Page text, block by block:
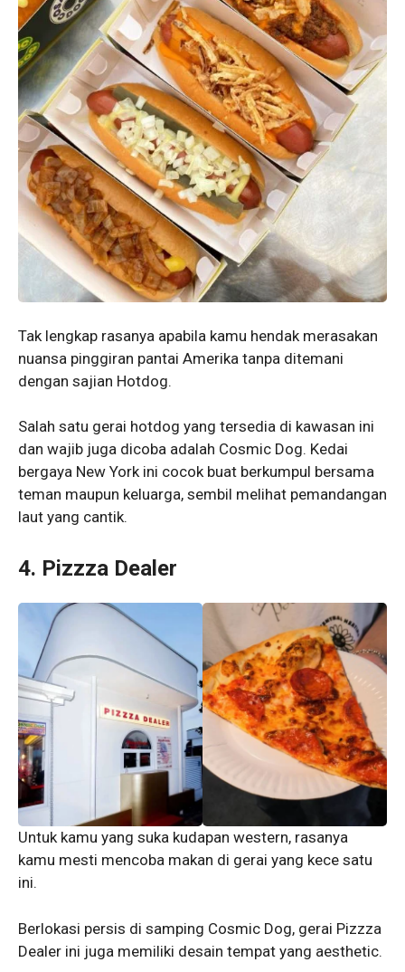
Tak lengkap rasanya apabila kamu hendak merasakan
nuansa pinggiran pantai Amerika tanpa ditemani
dengan sajian Hotdog.
Salah satu gerai hotdog yang tersedia di kawasan ini
dan wajib juga dicoba adalah Cosmic Dog. Kedai
bergaya New York ini cocok buat berkumpul bersama
teman maupun keluarga, sembil melihat pemandangan
laut yang cantik.
4. Pizzza Dealer
Untuk kamu yang suka kudapan western, rasanya
kamu mesti mencoba makan di gerai yang kece satu
ini.
Berlokasi persis di samping Cosmic Dog, gerai Pizzza
Dealer ini juga memiliki desain tempat yang aesthetic.